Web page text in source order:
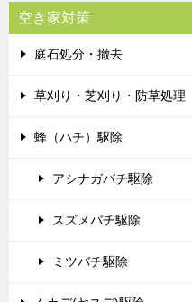
空き家対策
庭石処分・撤去
草刈り・芝刈り・防草処理
蜂（ハチ）駆除
アシナガバチ駆除
スズメバチ駆除
ミツバチ駆除